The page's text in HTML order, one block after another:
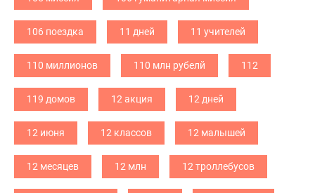
106 поездка 11 дней 11 учителей
110 миллионов 110 млн рубелй 112
119 домов 12 акция 12 дней
12 июня 12 классов 12 малышей
12 месяцев 12 млн 12 троллебусов